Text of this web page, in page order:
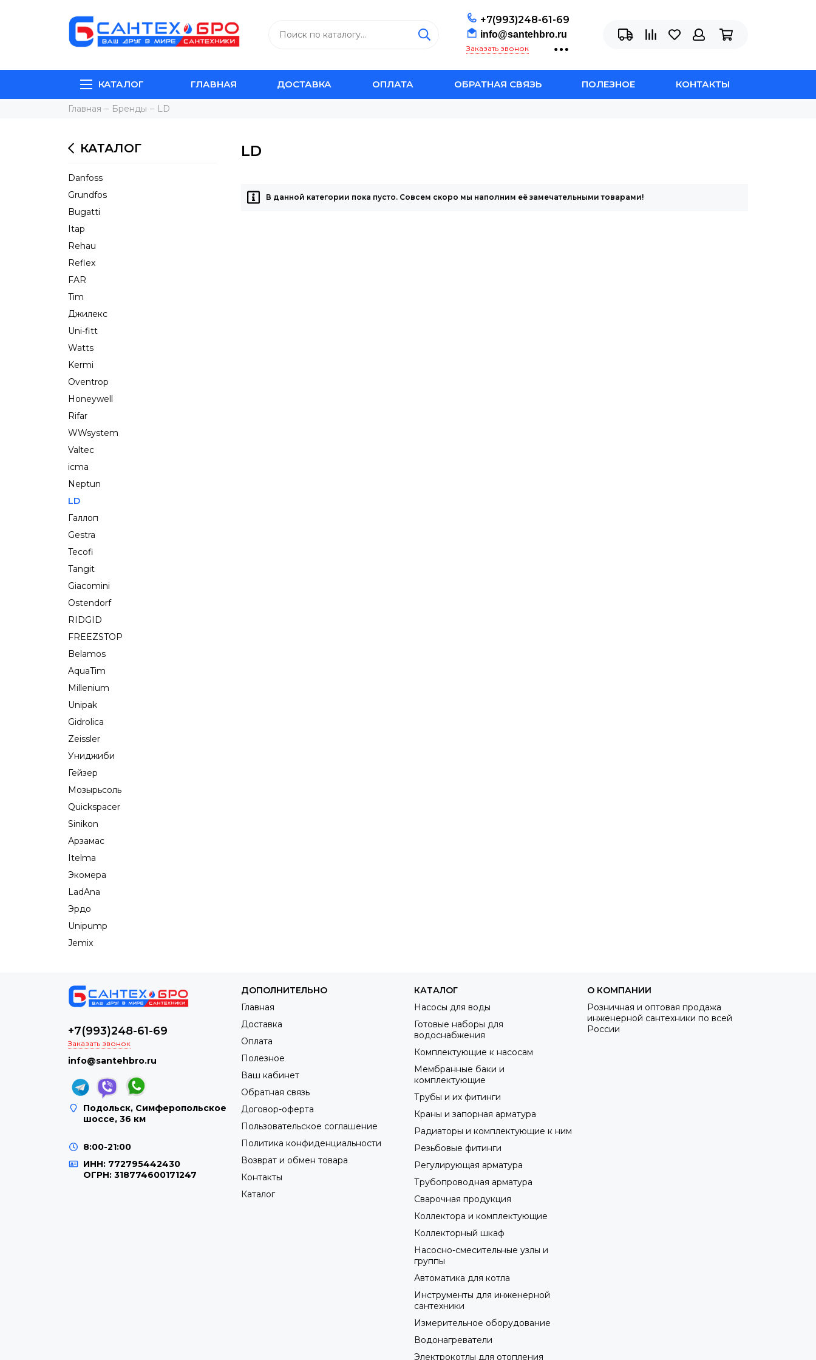
+7(993)248-61-69
info@santehbro.ru
Заказать звонок
КАТАЛОГ ГЛАВНАЯ ДОСТАВКА ОПЛАТА ОБРАТНАЯ СВЯЗЬ ПОЛЕЗНОЕ КОНТАКТЫ
Главная Бренды LD
КАТАЛОГ
Danfoss
Grundfos
Bugatti
Itap
Rehau
Reflex
FAR
Tim
Джилекс
Uni-fitt
Watts
Kermi
Oventrop
Honeywell
Rifar
WWsystem
Valtec
icma
Neptun
LD
Галлоп
Gestra
Tecofi
Tangit
Giacomini
Ostendorf
RIDGID
FREEZSTOP
Belamos
AquaTim
Millenium
Unipak
Gidrolica
Zeissler
Униджиби
Гейзер
Мозырьсоль
Quickspacer
Sinikon
Арзамас
Itelma
Экомера
LadAna
Эрдо
Unipump
Jemix
LD
В данной категории пока пусто. Совсем скоро мы наполним её замечательными товарами!
+7(993)248-61-69
Заказать звонок
info@santehbro.ru
Подольск, Симферопольское
шоссе, 36 км
8:00-21:00
ИНН: 772795442430
ОГРН: 318774600171247
ДОПОЛНИТЕЛЬНО
Главная
Доставка
Оплата
Полезное
Ваш кабинет
Обратная связь
Договор-оферта
Пользовательское соглашение
Политика конфиденциальности
Возврат и обмен товара
Контакты
Каталог
КАТАЛОГ
Насосы для воды
Готовые наборы для
водоснабжения
Комплектующие к насосам
Мембранные баки и
комплектующие
Трубы и их фитинги
Краны и запорная арматура
Радиаторы и комплектующие к ним
Резьбовые фитинги
Регулирующая арматура
Трубопроводная арматура
Сварочная продукция
Коллектора и комплектующие
Коллекторный шкаф
Насосно-смесительные узлы и
группы
Автоматика для котла
Инструменты для инженерной
сантехники
Измерительное оборудование
Водонагреватели
Электрокотлы для отопления
О КОМПАНИИ
Розничная и оптовая продажа
инженерной сантехники по всей
России